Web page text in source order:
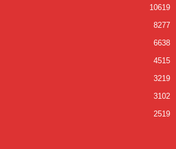
10619
8277
6638
4515
3219
3102
2519